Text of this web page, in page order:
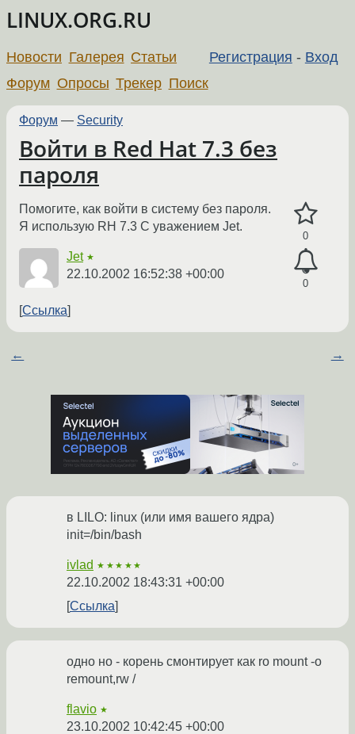
LINUX.ORG.RU
Регистрация - Вход
Новости Галерея Статьи
Форум Опросы Трекер Поиск
Форум — Security
Войти в Red Hat 7.3 без
пароля
0
0
Помогите, как войти в систему без пароля.
Я использую RH 7.3 С уважением Jet.
Jet ★
22.10.2002 16:52:38 +00:00
Ссылка
← →
в LILO: linux (или имя вашего ядра)
init=/bin/bash
ivlad ★★★★★
22.10.2002 18:43:31 +00:00
Ссылка
одно но - корень смонтирует как ro mount -o
remount,rw /
flavio ★
23.10.2002 10:42:45 +00:00